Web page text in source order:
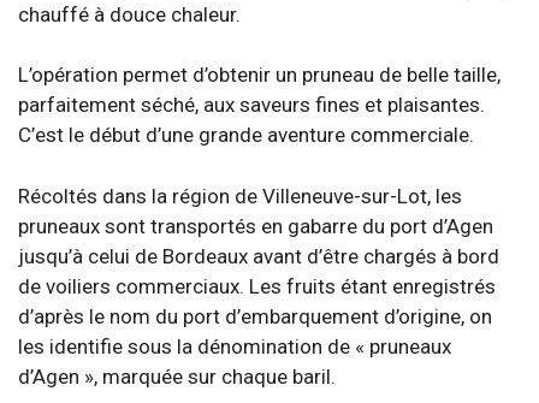
chauffé à douce chaleur.
L’opération permet d’obtenir un pruneau de belle taille,
parfaitement séché, aux saveurs fines et plaisantes.
C’est le début d’une grande aventure commerciale.
Récoltés dans la région de Villeneuve-sur-Lot, les
pruneaux sont transportés en gabarre du port d’Agen
jusqu’à celui de Bordeaux avant d’être chargés à bord
de voiliers commerciaux. Les fruits étant enregistrés
d’après le nom du port d’embarquement d’origine, on
les identifie sous la dénomination de « pruneaux
d’Agen », marquée sur chaque baril.